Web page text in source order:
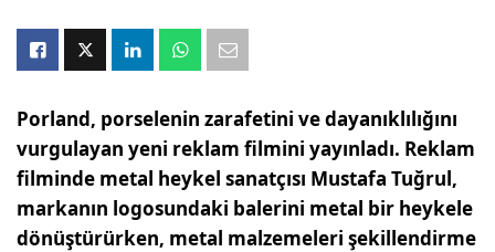
Porland, porselenin zarafetini ve dayanıklılığını
vurgulayan yeni reklam filmini yayınladı. Reklam
filminde metal heykel sanatçısı Mustafa Tuğrul,
markanın logosundaki balerini metal bir heykele
dönüştürürken, metal malzemeleri şekillendirme